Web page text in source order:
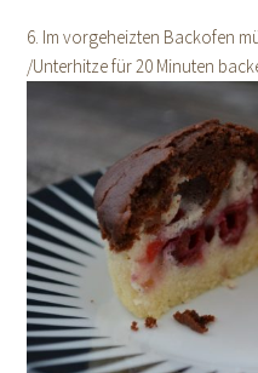
6. Im vorgeheizten Backofen
/Unterhitze für 20 Minuten